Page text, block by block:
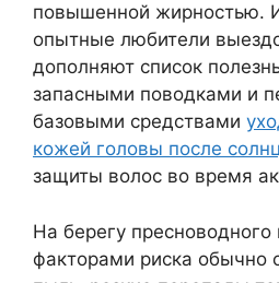
повышенной жирностью.
опытные любители
дополняют список
запасными поводками и
базовыми средствами
кожей головы после
защиты волос во время
На берегу
факторами риска обычно